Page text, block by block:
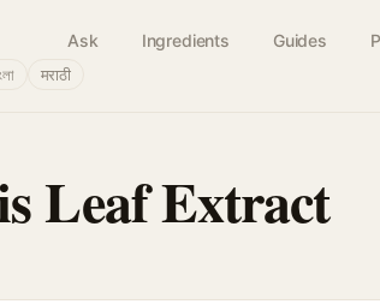
Ask Ingredients Guides
मराठी
Leaf Extract